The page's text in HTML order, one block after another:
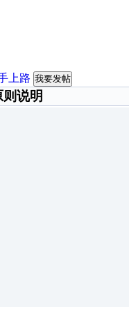
上路 我要发帖
说明